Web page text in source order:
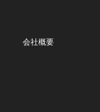
会社概要